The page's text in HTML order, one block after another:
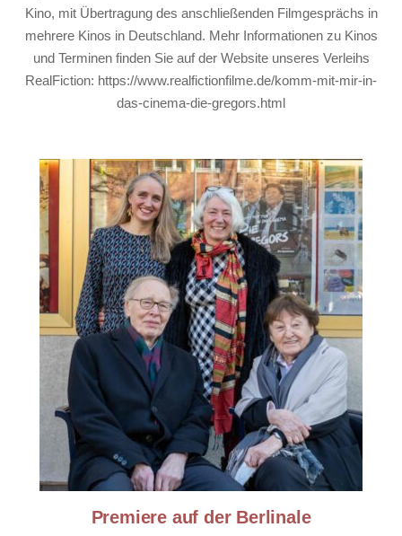
Kino, mit Übertragung des anschließenden Filmgesprächs in
mehrere Kinos in Deutschland. Mehr Informationen zu Kinos
und Terminen finden Sie auf der Website unseres Verleihs
RealFiction: https://www.realfictionfilme.de/komm-mit-mir-in-
das-cinema-die-gregors.html
Premiere auf der Berlinale